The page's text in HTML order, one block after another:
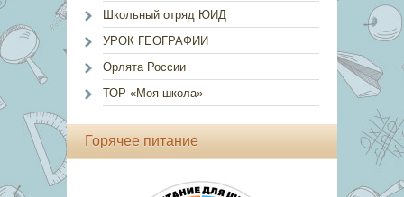
Школьный отряд ЮИД
УРОК ГЕОГРАФИИ
Орлята России
ТОР «Моя школа»
Горячее питание